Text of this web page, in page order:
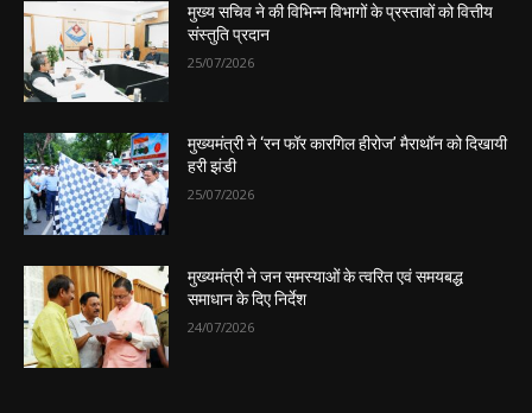
मुख्य सचिव ने की विभिन्न विभागों के प्रस्तावों को वित्तीय
संस्तुति प्रदान
25/07/2026
मुख्यमंत्री ने ‘रन फॉर कारगिल हीरोज’ मैराथॉन को दिखायी
हरी झंडी
25/07/2026
मुख्यमंत्री ने जन समस्याओं के त्वरित एवं समयबद्ध
समाधान के दिए निर्देश
24/07/2026